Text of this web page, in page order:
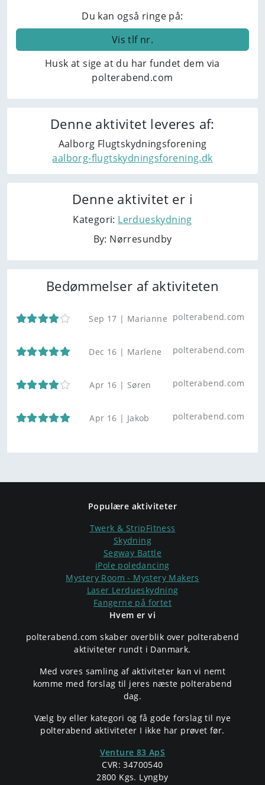
field
Du kan også ringe på:
Vis tlf nr.
Husk at sige at du har fundet dem via
polterabend.com
Denne aktivitet leveres af:
Aalborg Flugtskydningsforening
aalborg-flugtskydningsforening.dk
Denne aktivitet er i
Kategori: Lerdueskydning
By: Nørresundby
Bedømmelser af aktiviteten
polterabend.com
Sep 17 | Marianne
polterabend.com
Dec 16 | Marlene
polterabend.com
Apr 16 | Søren
polterabend.com
Apr 16 | Jakob
Populære aktiviteter
Twerk & StripFitness
Skydning
Segway Battle
iPole poledancing
Mystery Room - Mystery Makers
Laser Lerdueskydning
Fangerne på fortet
Hvem er vi
polterabend.com skaber overblik over polterabend
aktiviteter rundt i Danmark.
Med vores samling af aktiviteter kan vi nemt
komme med forslag til jeres næste polterabend
dag.
Vælg by eller kategori og få gode forslag til nye
polterabend aktiviteter I ikke har prøvet før.
Venture 83 ApS
CVR: 34700540
2800 Kgs. Lyngby